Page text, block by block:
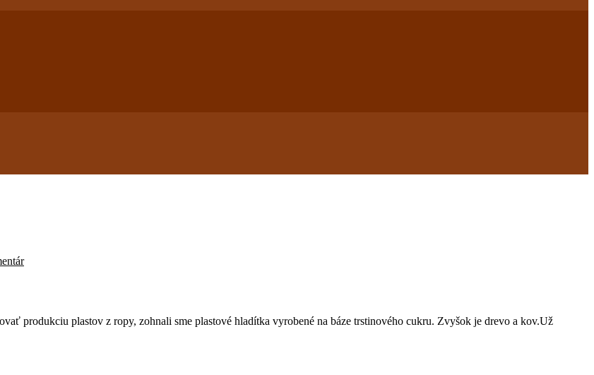
produkciu plastov z ropy, zohnali sme plastové hladítka vyrobené na báze trstinového cukru. Zvyšok je drevo a kov.Už